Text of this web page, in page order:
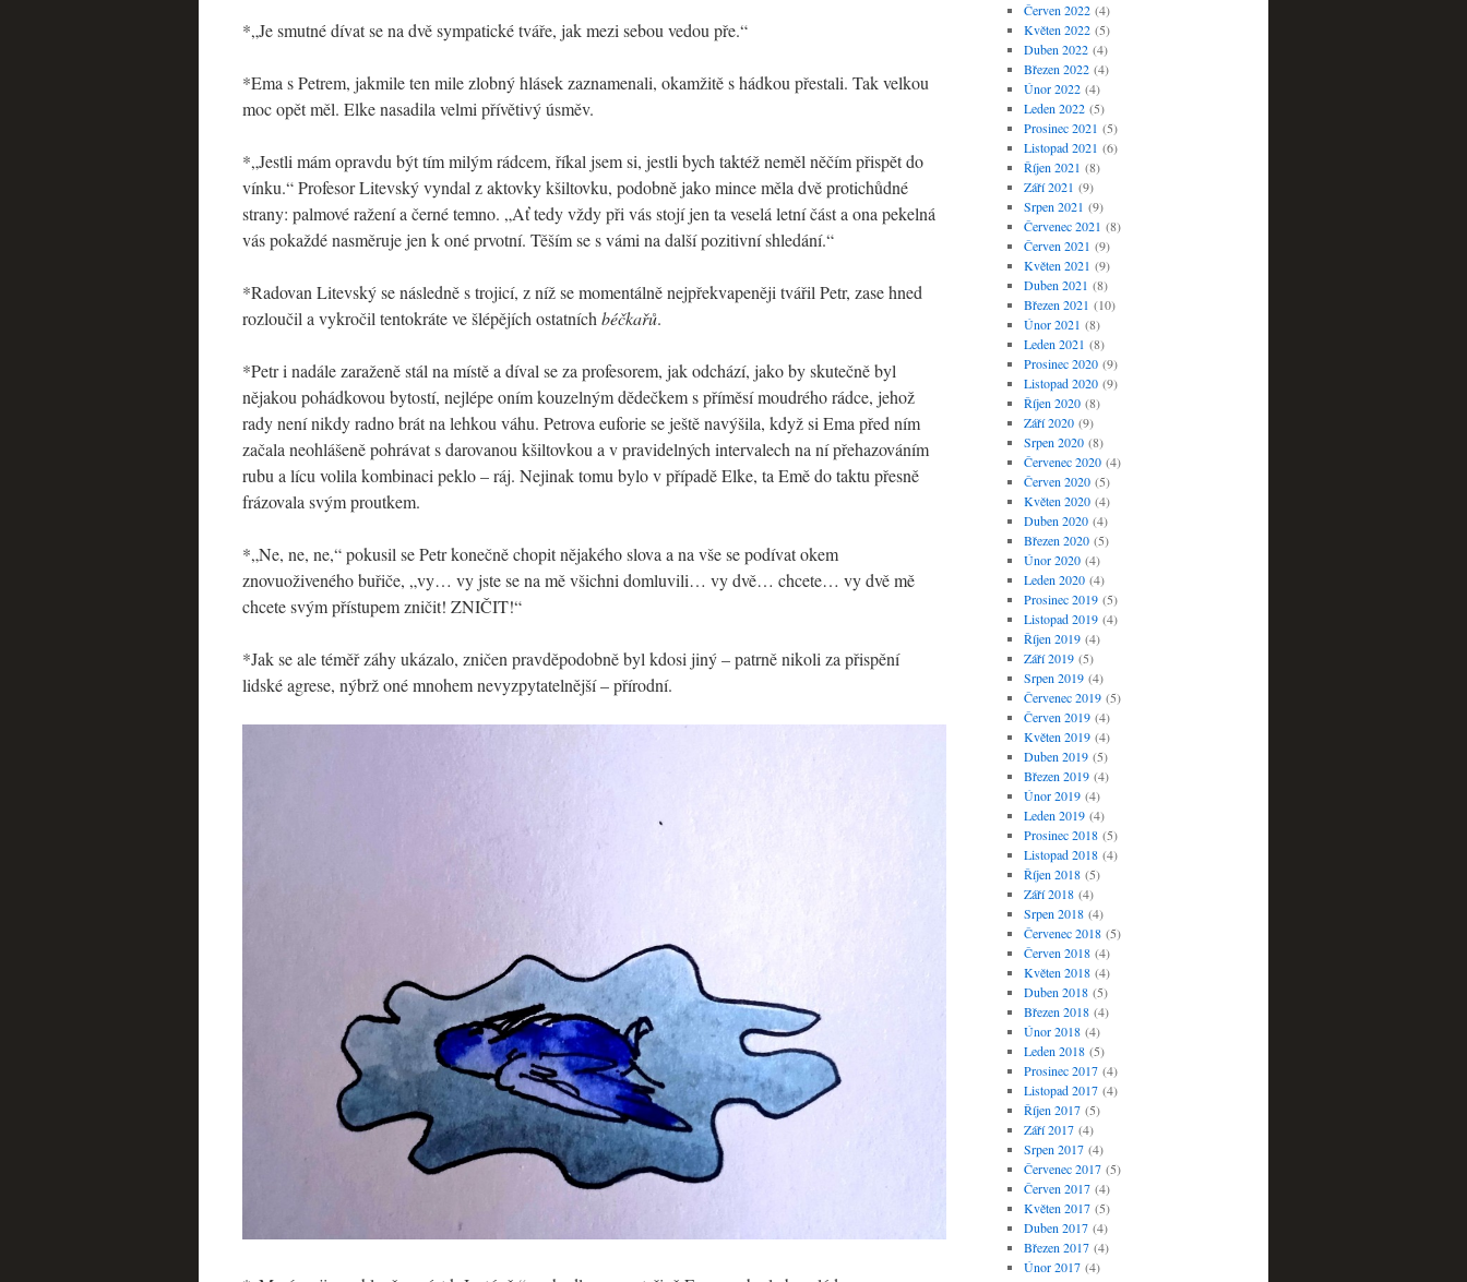
*„Je smutné dívat se na dvě sympatické tváře, jak mezi sebou vedou pře.“
*Ema s Petrem, jakmile ten mile zlobný hlásek zaznamenali, okamžitě s hádkou přestali. Tak velkou
moc opět měl. Elke nasadila velmi přívětivý úsměv.
*„Jestli mám opravdu být tím milým rádcem, říkal jsem si, jestli bych taktéž neměl něčím přispět do
vínku.“ Profesor Litevský vyndal z aktovky kšiltovku, podobně jako mince měla dvě protichůdné
strany: palmové ražení a černé temno. „Ať tedy vždy při vás stojí jen ta veselá letní část a ona pekelná
vás pokaždé nasměruje jen k oné prvotní. Těším se s vámi na další pozitivní shledání.“
*Radovan Litevský se následně s trojicí, z níž se momentálně nejpřekvapeněji tvářil Petr, zase hned
rozloučil a vykročil tentokráte ve šlépějích ostatních béčkařů.
*Petr i nadále zaraženě stál na místě a díval se za profesorem, jak odchází, jako by skutečně byl
nějakou pohádkovou bytostí, nejlépe oním kouzelným dědečkem s příměsí moudrého rádce, jehož
rady není nikdy radno brát na lehkou váhu. Petrova euforie se ještě navýšila, když si Ema před ním
začala neohlášeně pohrávat s darovanou kšiltovkou a v pravidelných intervalech na ní přehazováním
rubu a lícu volila kombinaci peklo – ráj. Nejinak tomu bylo v případě Elke, ta Emě do taktu přesně
frázovala svým proutkem.
*„Ne, ne, ne,“ pokusil se Petr konečně chopit nějakého slova a na vše se podívat okem
znovuoživeného buřiče, „vy… vy jste se na mě všichni domluvili… vy dvě… chcete… vy dvě mě
chcete svým přístupem zničit! ZNIČIT!“
*Jak se ale téměř záhy ukázalo, zničen pravděpodobně byl kdosi jiný – patrně nikoli za přispění
lidské agrese, nýbrž oné mnohem nevyzpytatelnější – přírodní.
Červen 2022(4)
Květen 2022(5)
Duben 2022(4)
Březen 2022(4)
Únor 2022(4)
Leden 2022(5)
Prosinec 2021 (5)
Listopad 2021 (6)
Říjen 2021 (8)
Září 2021 (9)
Srpen 2021 (9)
Červenec 2021 (8)
Červen 2021 (9)
Květen 2021 (9)
Duben 2021 (8)
Březen 2021 (10)
Únor 2021 (8)
Leden 2021 (8)
Prosinec 2020(9)
Listopad 2020(9)
Říjen 2020(8)
Září 2020(9)
Srpen 2020(8)
Červenec 2020(4)
Červen 2020(5)
Květen 2020(4)
Duben 2020(4)
Březen 2020(5)
Únor 2020(4)
Leden 2020(4)
Prosinec 2019(5)
Listopad 2019(4)
Říjen 2019(4)
Září 2019(5)
Srpen 2019(4)
Červenec 2019(5)
Červen 2019(4)
Květen 2019(4)
Duben 2019(5)
Březen 2019(4)
Únor 2019(4)
Leden 2019(4)
Prosinec 2018(5)
Listopad 2018(4)
Říjen 2018(5)
Září 2018(4)
Srpen 2018(4)
Červenec 2018(5)
Červen 2018(4)
Květen 2018(4)
Duben 2018(5)
Březen 2018(4)
Únor 2018(4)
Leden 2018(5)
Prosinec 2017(4)
Listopad 2017(4)
Říjen 2017(5)
Září 2017(4)
Srpen 2017(4)
Červenec 2017(5)
Červen 2017(4)
Květen 2017(5)
Duben 2017(4)
Březen 2017(4)
Únor 2017(4)